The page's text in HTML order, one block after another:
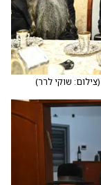
(צילום: שוקי לרר)